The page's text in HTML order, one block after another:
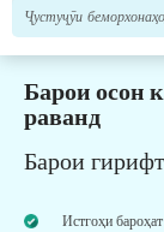
Барои осон
раванд
Барои
Истгоҳи